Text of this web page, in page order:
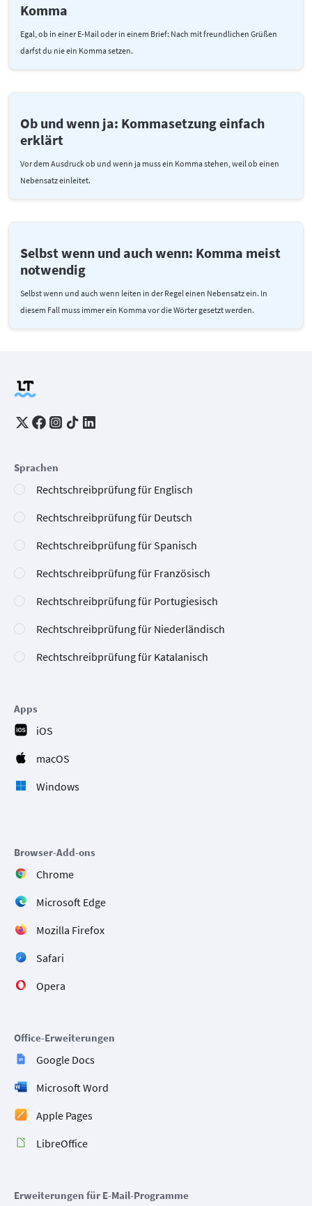
Komma
Egal, ob in einer E-Mail oder in einem Brief: Nach mit freundlichen Grüßen
darfst du nie ein Komma setzen.
Ob und wenn ja: Kommasetzung einfach
erklärt
Vor dem Ausdruck ob und wenn ja muss ein Komma stehen, weil ob einen
Nebensatz einleitet.
Selbst wenn und auch wenn: Komma meist
notwendig
Selbst wenn und auch wenn leiten in der Regel einen Nebensatz ein. In
diesem Fall muss immer ein Komma vor die Wörter gesetzt werden.
Sprachen
Rechtschreibprüfung für Englisch
Rechtschreibprüfung für Deutsch
Rechtschreibprüfung für Spanisch
Rechtschreibprüfung für Französisch
Rechtschreibprüfung für Portugiesisch
Rechtschreibprüfung für Niederländisch
Rechtschreibprüfung für Katalanisch
Apps
iOS
macOS
Windows
Browser-Add-ons
Chrome
Microsoft Edge
Mozilla Firefox
Safari
Opera
Office-Erweiterungen
Google Docs
Microsoft Word
Apple Pages
LibreOffice
Erweiterungen für E-Mail-Programme